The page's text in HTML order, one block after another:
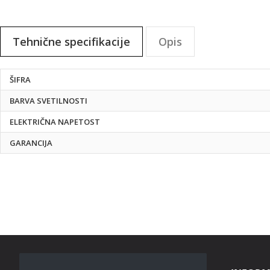
galerije
Tehnične specifikacije
Tehnične
specifikacije
ŠIFRA
BARVA SVETILNOSTI
ELEKTRIČNA NAPETOST
GARANCIJA
Opis